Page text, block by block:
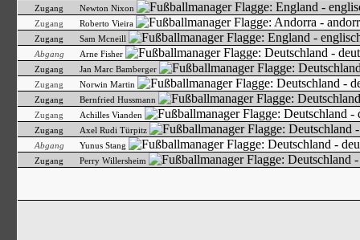
Zugang
Newton Nixon
Zugang
Roberto Vieira
Zugang
Sam Mcneill
Abgang
Arne Fisher
Zugang
Jan Marc Bamberger
Zugang
Norwin Martin
Zugang
Bernfried Hussmann
Zugang
Achilles Vianden
Zugang
Axel Rudi Türpitz
Abgang
Yunus Stang
Zugang
Perry Willersheim